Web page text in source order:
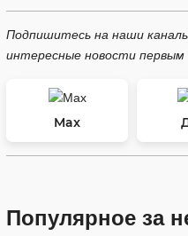
Подпишитесь на наши
интересные новости первым
Max
Популярное за